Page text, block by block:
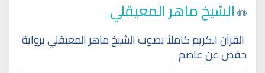
الشيخ ماهر المعيقلي
القرآن الكريم كاملاُ بصوت الشيخ ماهر المعيقلي برواية
حفص عن عاصم